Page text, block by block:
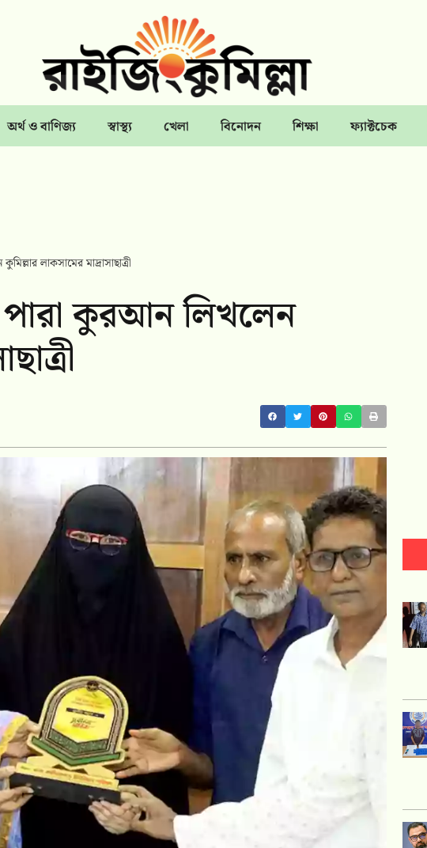
অর্থ ও বাণিজ্য স্বাস্থ্য খেলা বিনোদন শিক্ষা ফ্যাক্টচেক
লাকসামের মাদ্রাসাছাত্রী
কুরআন লিখলেন